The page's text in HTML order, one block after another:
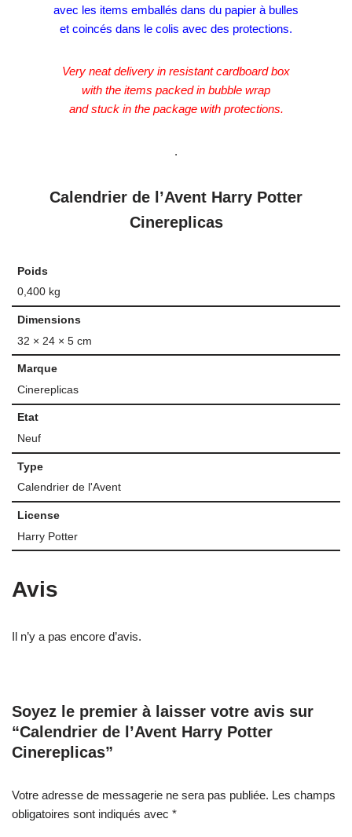
avec les items emballés dans du papier à bulles
et coincés dans le colis avec des protections.
Very neat delivery in resistant cardboard box
with the items packed in bubble wrap
and stuck in the package with protections.
.
Calendrier de l’Avent Harry Potter
Cinereplicas
Poids
0,400 kg
Dimensions
32 × 24 × 5 cm
Marque
Cinereplicas
Etat
Neuf
Type
Calendrier de l'Avent
License
Harry Potter
Avis
Il n’y a pas encore d’avis.
Soyez le premier à laisser votre avis sur
“Calendrier de l’Avent Harry Potter
Cinereplicas”
Votre adresse de messagerie ne sera pas publiée. Les champs
obligatoires sont indiqués avec *